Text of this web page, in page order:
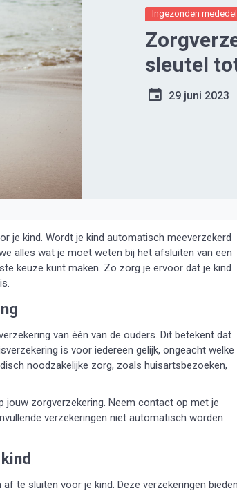
Ingezonden
sleutel
29 juni 2023
je kind. Wordt je kind automatisch meeverzekerd
alles wat je moet weten bij het afsluiten van een
keuze kunt maken. Zo zorg je ervoor dat je kind
van één van de ouders. Dit betekent dat
is voor iedereen gelijk, ongeacht welke
noodzakelijke zorg, zoals huisartsbezoeken,
jouw zorgverzekering. Neem contact op met je
verzekeringen niet automatisch worden
te sluiten voor je kind. Deze verzekeringen